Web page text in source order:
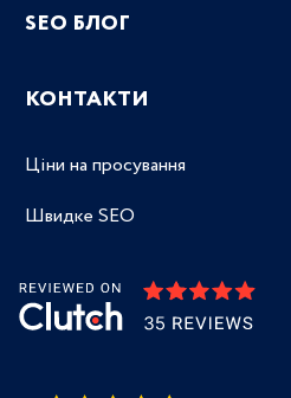
SEO БЛОГ
КОНТАКТИ
Ціни на просування
Швидке SEO